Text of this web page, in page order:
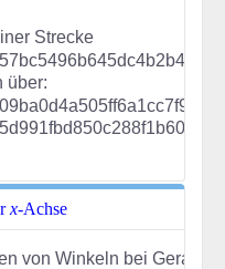
Strecke
über:
x-Achse
von Winkeln bei